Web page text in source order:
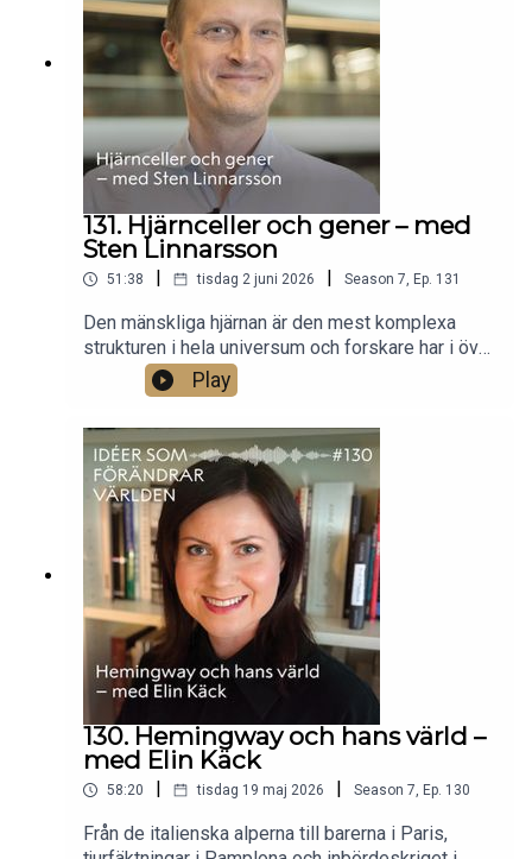
131. Hjärnceller och gener – med
Sten Linnarsson
51:38 tisdag 2 juni 2026 Season 7, Ep. 131
Den mänskliga hjärnan är den mest komplexa
strukturen i hela universum och forskare har i över
hundra år försökt förstå hur den fungerar.
Samtidigt bildas det hela tiden nya hjärnor, på bara
några veckor, i embryon. Professor Sten
Linnarsson har tillsammans med en internationell
forskargrupp kartlagt hjärnans tidiga genetiska
utveckling – och här om hur hjärnan bildas, hur
man forskar om det och vad vi kan använda
kunskapen till.Foto: Ulf Sirborn.
Play
130. Hemingway och hans värld –
med Elin Käck
58:20 tisdag 19 maj 2026 Season 7, Ep. 130
Från de italienska alperna till barerna i Paris,